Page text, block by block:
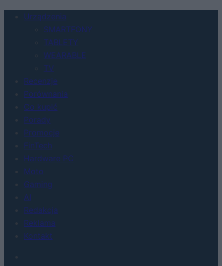
Urządzenia
SMARTFONY
TABLETY
WEARABLE
TV
Recenzje
Porównania
Co kupić
Porady
Promocje
FinTech
Hardware PC
Moto
Gaming
AI
Redakcja
Reklama
Kontakt